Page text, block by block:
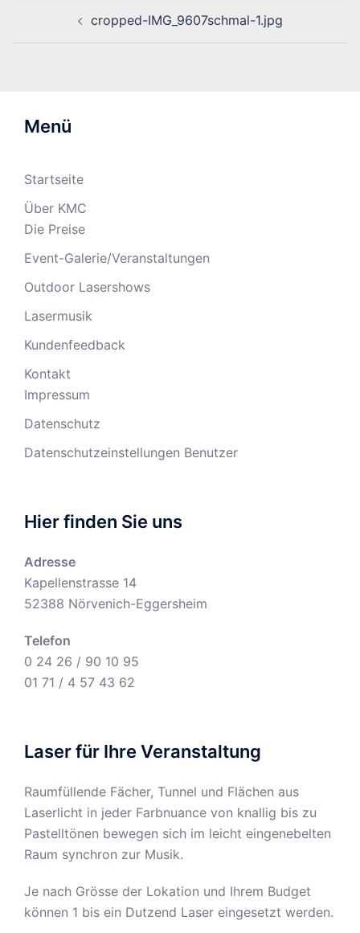
cropped-IMG_9607schmal-1.jpg
Menü
Startseite
Über KMC
Die Preise
Event-Galerie/Veranstaltungen
Outdoor Lasershows
Lasermusik
Kundenfeedback
Kontakt
Impressum
Datenschutz
Datenschutzeinstellungen Benutzer
Hier finden Sie uns
Adresse
Kapellenstrasse 14
52388 Nörvenich-Eggersheim
Telefon
0 24 26 / 90 10 95
01 71 / 4 57 43 62
Laser für Ihre Veranstaltung
Raumfüllende Fächer, Tunnel und Flächen aus
Laserlicht in jeder Farbnuance von knallig bis zu
Pastelltönen bewegen sich im leicht eingenebelten
Raum synchron zur Musik.
Je nach Grösse der Lokation und Ihrem Budget
können 1 bis ein Dutzend Laser eingesetzt werden.